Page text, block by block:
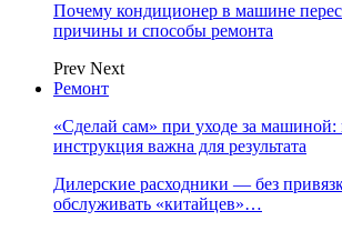
Почему кондиционер в машине
причины и способы ремонта
Prev Next
Ремонт
«Сделай сам» при уходе за машиной:
инструкция важна для результата
Дилерские расходники — без
обслуживать «китайцев»…